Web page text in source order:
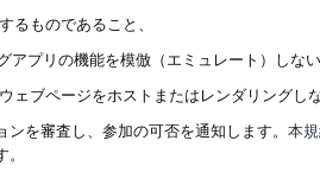
るものであること、
アプリの機能を模倣（エミュレート）しな
ェブページをホストまたはレンダリングし
を審査し、参加の可否を通知します。 本